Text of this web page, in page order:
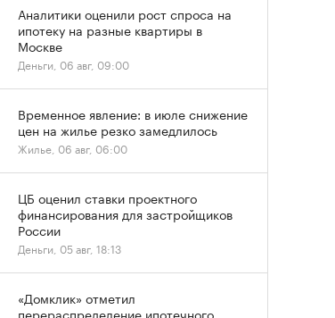
Аналитики оценили рост спроса на
ипотеку на разные квартиры в
Москве
Деньги, 06 авг, 09:00
Временное явление: в июле снижение
цен на жилье резко замедлилось
Жилье, 06 авг, 06:00
ЦБ оценил ставки проектного
финансирования для застройщиков
России
Деньги, 05 авг, 18:13
«Домклик» отметил
перераспределение ипотечного